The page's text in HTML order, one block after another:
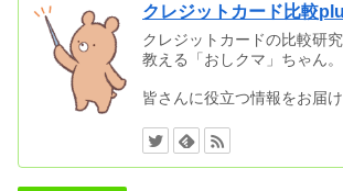
クレジットカード比較
クレジットカードの比較研
教える「おしクマ」ちゃん。
皆さんに役立つ情報をお届